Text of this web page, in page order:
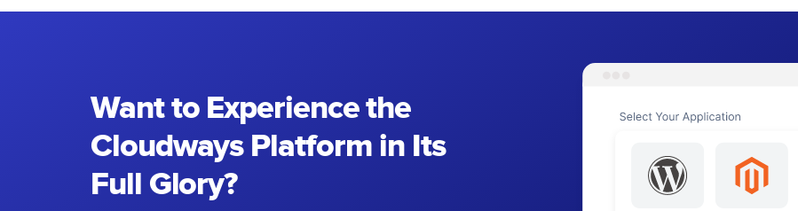
Want to Experience the
Cloudways Platform in Its
Full Glory?